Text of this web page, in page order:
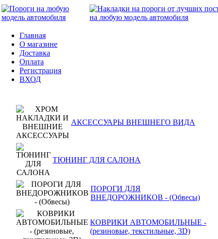
Главная
О магазине
Доставка
Оплата
Регистрация
ВХОД
АКСЕССУАРЫ ВНЕШНЕГО ВИДА
ТЮНИНГ ДЛЯ САЛОНА
ПОРОГИ ДЛЯ
ВНЕДОРОЖНИКОВ - (Обвесы)
КОВРИКИ АВТОМОБИЛЬНЫЕ -
(резиновые, текстильные, 3D)